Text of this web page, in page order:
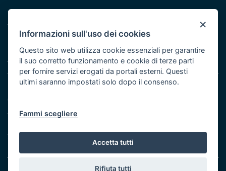
Protezione civile
Vai al sito di Protezione Civile Puglia
Iniziativa finanziata con risorse del POR Puglia 2014/2020 -
Asse XI
Note legali
Cookie e privacy
Atti di notifica
Servizi Intranet
×
Informazioni sull'uso dei cookies
Questo sito web utilizza cookie essenziali per garantire
il suo corretto funzionamento e cookie di terze parti
per fornire servizi erogati da portali esterni. Questi
ultimi saranno impostati solo dopo il consenso.
Fammi scegliere
Accetta tutti
Rifiuta tutti